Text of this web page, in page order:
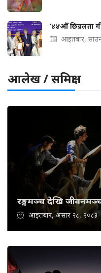
‘४४औँ छिन्नलता
आइतबार,
आलेख / समिक्षा
रङ्गमञ्च देखि
आइतबार, असार २८, २०८३